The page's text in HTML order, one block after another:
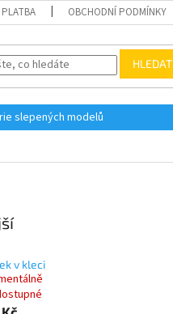
OBCHODNÍ PODMÍNKY
HLEDAT
slepených modelů
v kleci